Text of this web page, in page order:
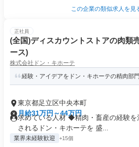
この企業の類似求人を見
正社員
(全国)ディスカウントストアの肉類
ース)
株式会社ドン・キホーテ
経験・アイデアをドン・キホーテの精肉部
東京都足立区中央本町
月給31万円～44万円
求めている人材 ◆精肉・畜産の経験
されるドン・キホーテを 盛...
業界未経験歓迎 +15個